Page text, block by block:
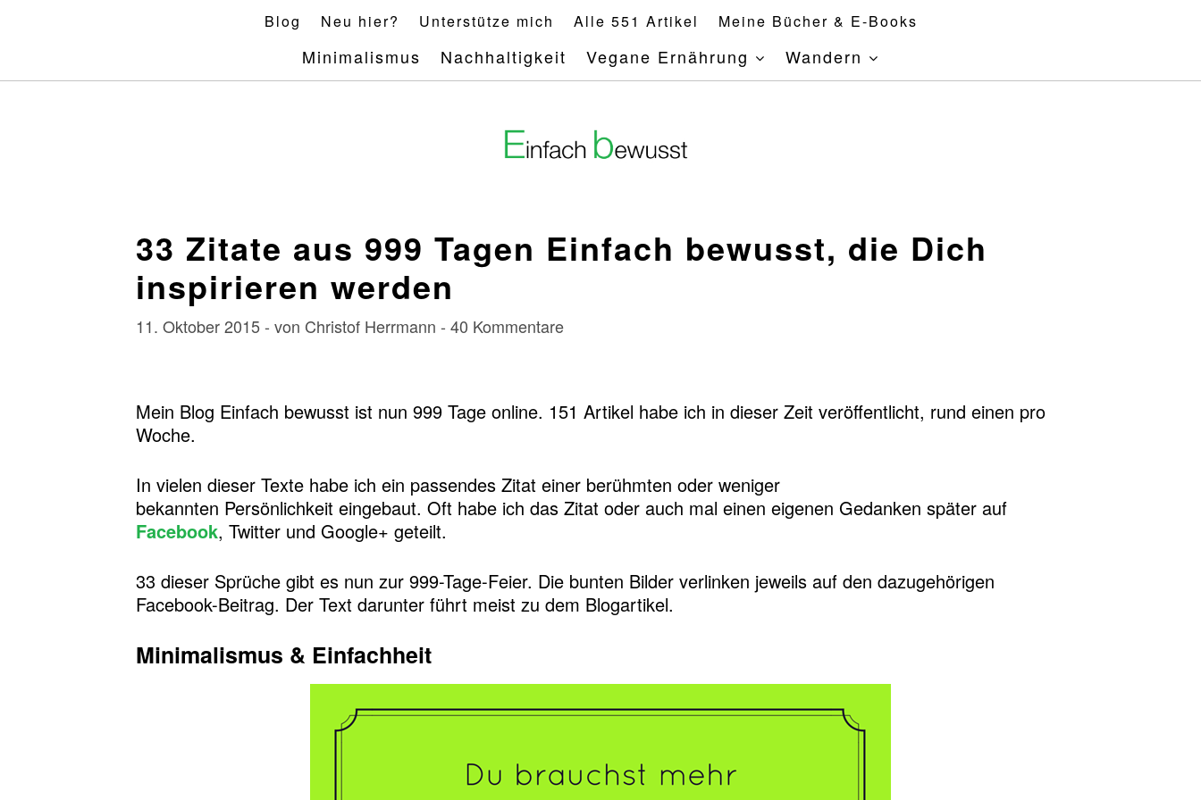
Blog Neu hier? Unterstütze mich Alle 551 Artikel Meine Bücher & E-Books
Minimalismus Nachhaltigkeit Vegane Ernährung Wandern
33 Zitate aus 999 Tagen Einfach bewusst, die Dich
inspirieren werden
11. Oktober 2015 - von Christof Herrmann - 40 Kommentare
Mein Blog Einfach bewusst ist nun 999 Tage online. 151 Artikel habe ich in dieser Zeit veröffentlicht, rund einen pro
Woche.
In vielen dieser Texte habe ich ein passendes Zitat einer berühmten oder weniger
bekannten Persönlichkeit eingebaut. Oft habe ich das Zitat oder auch mal einen eigenen Gedanken später auf
Facebook, Twitter und Google+ geteilt.
33 dieser Sprüche gibt es nun zur 999-Tage-Feier. Die bunten Bilder verlinken jeweils auf den dazugehörigen
Facebook-Beitrag. Der Text darunter führt meist zu dem Blogartikel.
Minimalismus & Einfachheit